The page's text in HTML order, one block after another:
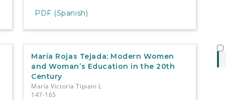
PDF (Spanish)
María Rojas Tejada: Modern Women
and Woman’s Education in the 20th
Century
María Victoria Tipiani L
147-165